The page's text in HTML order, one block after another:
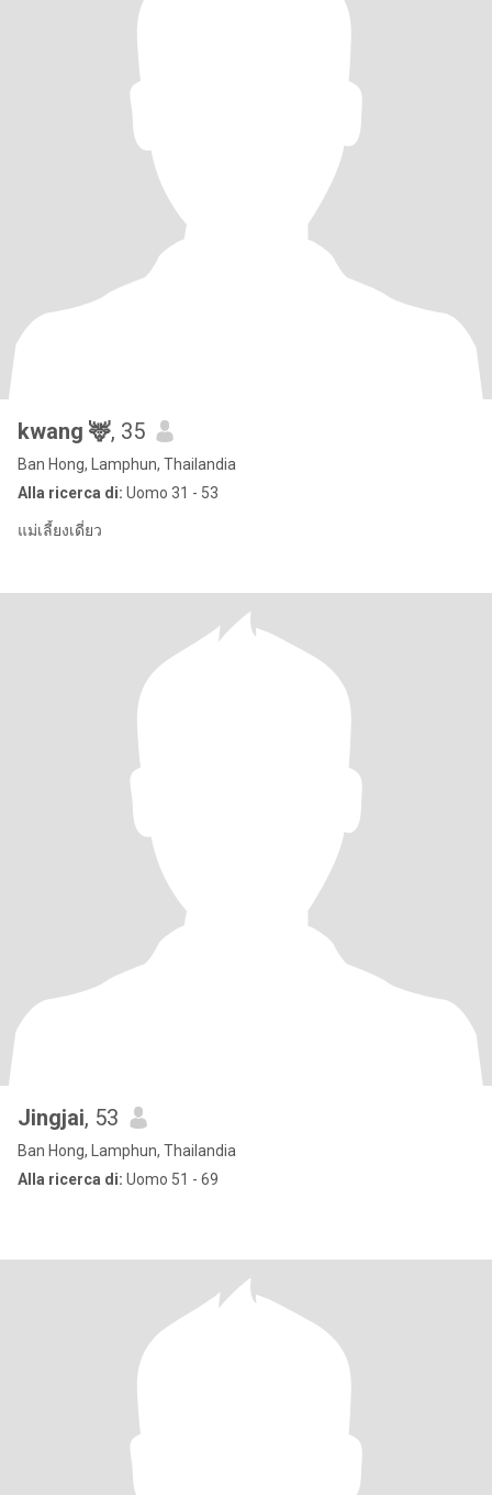
kwang 🦌, 35
Ban Hong, Lamphun, Thailandia
Alla ricerca di: Uomo 31 - 53
แม่เลี้ยงเดี่ยว
Jingjai, 53
Ban Hong, Lamphun, Thailandia
Alla ricerca di: Uomo 51 - 69